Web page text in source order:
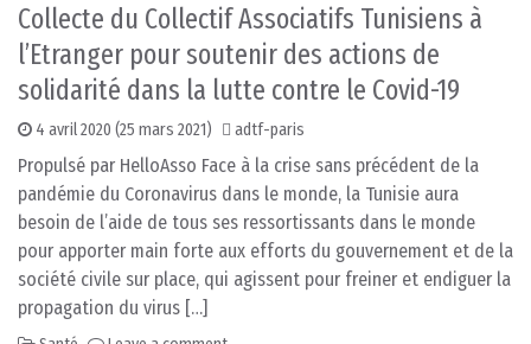
Collecte du Collectif Associatifs Tunisiens à
l’Etranger pour soutenir des actions de
solidarité dans la lutte contre le Covid-19
4 avril 2020 (25 mars 2021) adtf-paris
Propulsé par HelloAsso Face à la crise sans précédent de la
pandémie du Coronavirus dans le monde, la Tunisie aura
besoin de l’aide de tous ses ressortissants dans le monde
pour apporter main forte aux efforts du gouvernement et de la
société civile sur place, qui agissent pour freiner et endiguer la
propagation du virus […]